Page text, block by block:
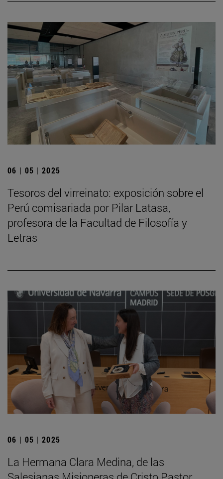
06 | 05 | 2025
Tesoros del virreinato: exposición sobre el
Perú comisariada por Pilar Latasa,
profesora de la Facultad de Filosofía y
Letras
06 | 05 | 2025
La Hermana Clara Medina, de las